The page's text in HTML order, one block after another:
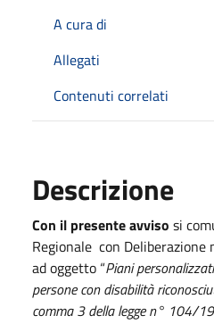
A cura di
Allegati
Contenuti correlati
Descrizione
Con il presente avviso si
Regionale con
ad oggetto “Piani
persone con disabilità
comma 3 della legge n° 104/